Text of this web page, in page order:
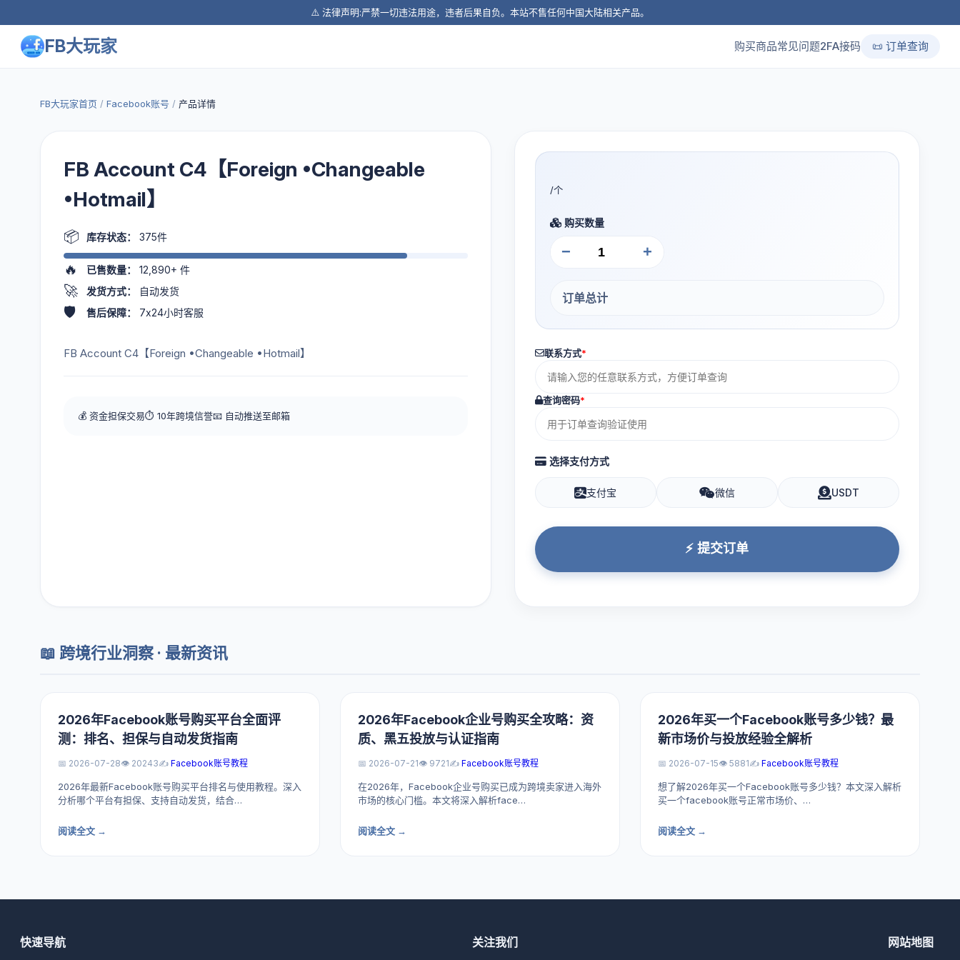
⚠️ 法律声明:严禁一切违法用途，违者后果自负。本站不售任何中国大陆相关产品。
FB大玩家 购买商品常见问题2FA接码 📜 订单查询
FB大玩家首页 / Facebook账号 / 产品详情
FB Account C4【Foreign •Changeable
•Hotmail】
📦 库存状态： 375件
🔥 已售数量： 12,890+ 件
🚀 发货方式： 自动发货
🛡️ 售后保障： 7x24小时客服
FB Account C4【Foreign •Changeable •Hotmail】
💰 资金担保交易⏱️ 10年跨境信誉📧 自动推送至邮箱
/个
购买数量
− +
订单总计
联系方式*
查询密码*
选择支付方式
支付宝 微信 USDT
⚡ 提交订单
📖 跨境行业洞察 · 最新资讯
2026年Facebook账号购买平台全面评
测：排名、担保与自动发货指南
📅 2026-07-28👁️ 20243✍️ Facebook账号教程
2026年最新Facebook账号购买平台排名与使用教程。深入
分析哪个平台有担保、支持自动发货，结合…
阅读全文 →
2026年Facebook企业号购买全攻略：资
质、黑五投放与认证指南
📅 2026-07-21👁️ 9721✍️ Facebook账号教程
在2026年，Facebook企业号购买已成为跨境卖家进入海外
市场的核心门槛。本文将深入解析face…
阅读全文 →
2026年买一个Facebook账号多少钱？最
新市场价与投放经验全解析
📅 2026-07-15👁️ 5881✍️ Facebook账号教程
想了解2026年买一个Facebook账号多少钱？本文深入解析
买一个facebook账号正常市场价、…
阅读全文 →
快速导航 关注我们 网站地图